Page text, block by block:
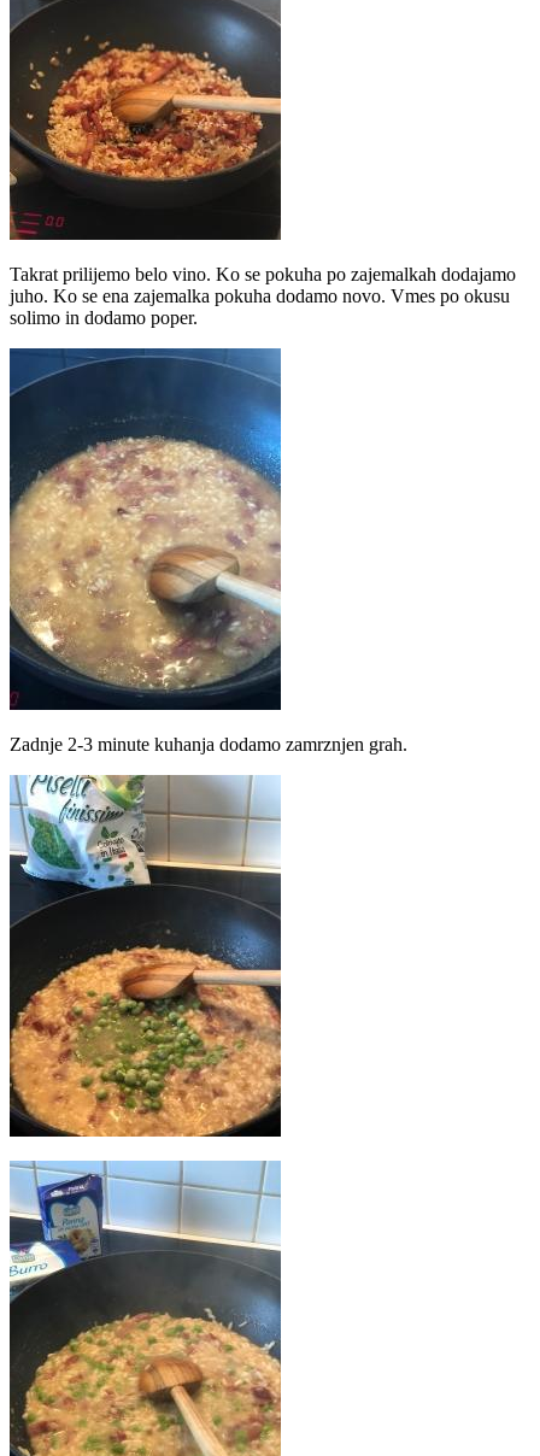
Takrat prilijemo belo vino. Ko se pokuha po zajemalkah dodajamo
juho. Ko se ena zajemalka pokuha dodamo novo. Vmes po okusu
solimo in dodamo poper.
Zadnje 2-3 minute kuhanja dodamo zamrznjen grah.